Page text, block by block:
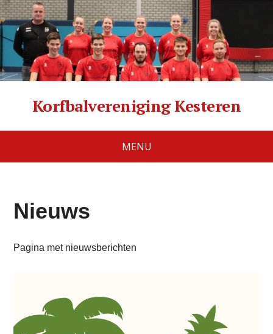
Korfbalvereniging Kesteren
MENU
Nieuws
Pagina met nieuwsberichten